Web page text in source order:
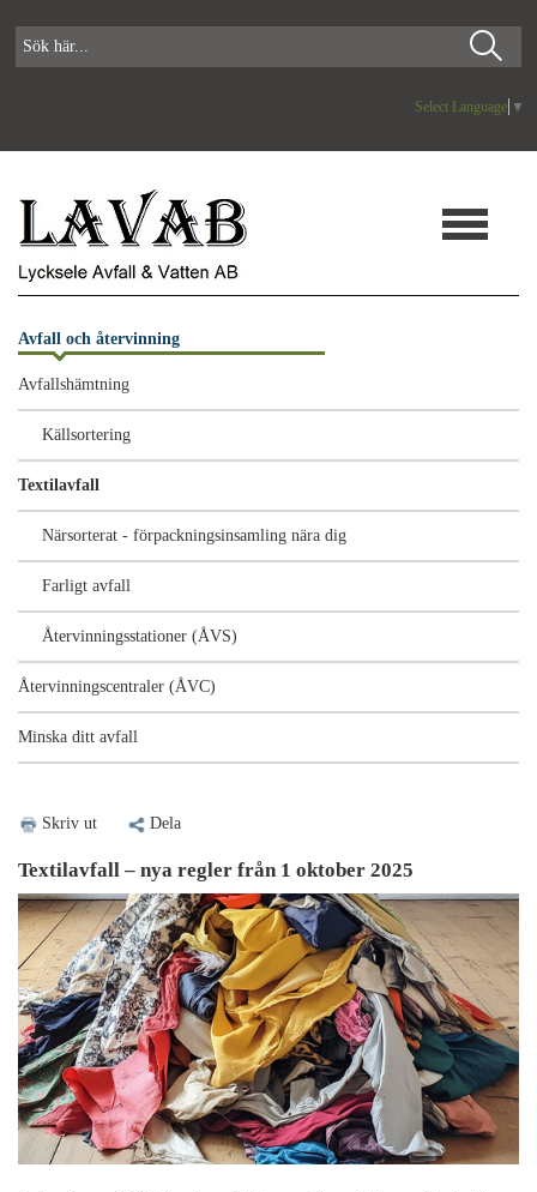
Select Language ▼
Avfall och återvinning
Avfallshämtning
Källsortering
Textilavfall
Närsorterat - förpackningsinsamling nära dig
Farligt avfall
Återvinningsstationer (ÅVS)
Återvinningscentraler (ÅVC)
Minska ditt avfall
Skriv ut Dela
Textilavfall – nya regler från 1 oktober 2025